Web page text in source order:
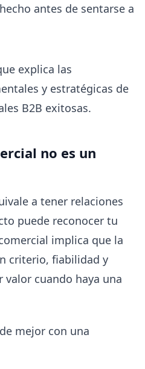
antes de sentarse a
no es un
a tener relaciones
puede reconocer tu
implica que la
criterio, fiabilidad y
valor cuando haya una
mejor con una